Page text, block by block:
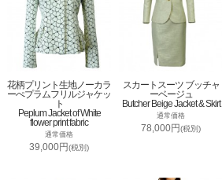
花柄プリント生地ノーカラ
ーぺプラムフリルジャケッ
ト
Peplum Jacket of White
flower print fabric
通常価格
39,000円(税別)
スカートスーツ ブッチャ
ーベージュ
Butcher Beige Jacket & Skirt
通常価格
78,000円(税別)